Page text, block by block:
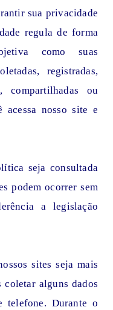
sua privacidade
regula de forma
como suas
registradas,
compartilhadas ou
acessa nosso site e
seja consultada
podem ocorrer sem
a legislação
sites seja mais
coletar alguns dados
telefone. Durante o